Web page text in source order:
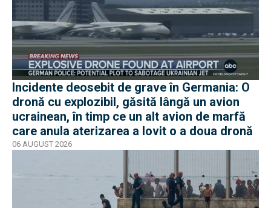
Incidente deosebit de grave în Germania: O
dronă cu explozibil, găsită lângă un avion
ucrainean, în timp ce un alt avion de marfă
care anula aterizarea a lovit o a doua dronă
06 AUGUST 2026